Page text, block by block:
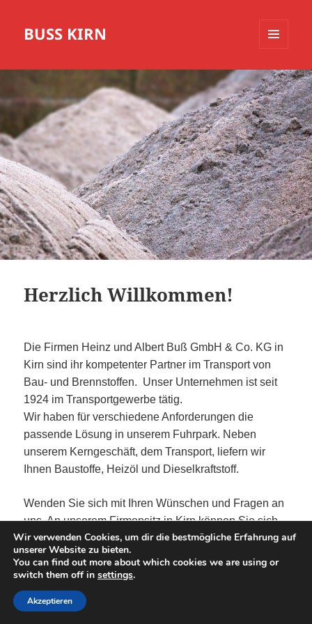
BUSS KIRN
WIDGETS
Herzlich Willkommen!
Die Firmen Heinz und Albert Buß GmbH & Co. KG in
Kirn sind ihr kompetenter Partner im Transport von
Bau- und Brennstoffen. Unser Unternehmen ist seit
1924 im Transportgewerbe tätig.
Wir haben für verschiedene Anforderungen die
passende Lösung in unserem Fuhrpark. Neben
unserem Kerngeschäft, dem Transport, liefern wir
Ihnen Baustoffe, Heizöl und Dieselkraftstoff.
Wenden Sie sich mit Ihren Wünschen und Fragen an
uns. An unserem Firmensitz in Kirn können Sie sich
über unsere attraktiven Angebote informieren.
Datenschutzerklärung
Wir verwenden Cookies, um dir die bestmögliche Erfahrung auf
unserer Website zu bieten.
You can find out more about which cookies we are using or
switch them off in settings.
Akzeptieren